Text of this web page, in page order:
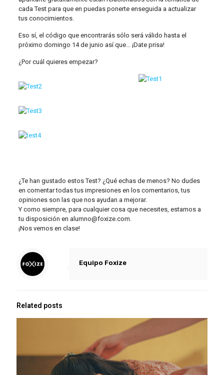
cada Test para que en puedas ponerte enseguida a actualizar
tus conocimientos.
Eso sí, el código que encontrarás sólo será válido hasta el
próximo domingo 14 de junio así que… ¡Date prisa!
¿Por cuál quieres empezar?
¿Te han gustado estos Test? ¿Qué echas de menos? No dudes
en comentar todas tus impresiones en los comentarios, tus
opiniones son las que nos ayudan a mejorar.
Y como siempre, para cualquier cosa que necesites, estamos a
tu disposición en alumno@foxize.com.
¡Nos vemos en clase!
Equipo Foxize
Related posts